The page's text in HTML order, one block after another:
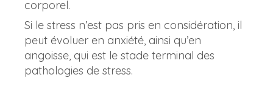
corporel.
Si le stress n’est pas pris en considération, il
peut évoluer en anxiété, ainsi qu’en
angoisse, qui est le stade terminal des
pathologies de stress.